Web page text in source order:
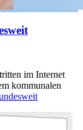
im Internet
kommunalen